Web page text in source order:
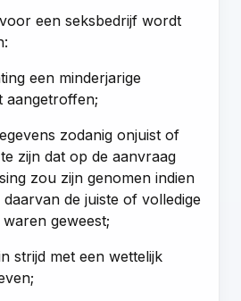
een seksbedrijf wordt
een minderjarige
aangetroffen;
zodanig onjuist of
zijn dat op de aanvraag
zou zijn genomen indien
de juiste of volledige
geweest;
strijd met een wettelijk